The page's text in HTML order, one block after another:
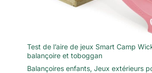
Test de l’aire de jeux Smart Camp
balançoire et toboggan
Balançoires enfants, Jeux extérieurs